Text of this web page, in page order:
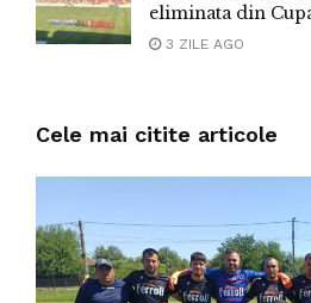
eliminata din
3 ZILE AGO
Cele mai citite articole